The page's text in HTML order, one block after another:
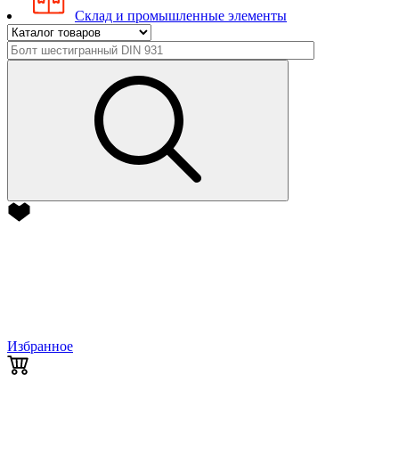
Склад и промышленные элементы
Избранное